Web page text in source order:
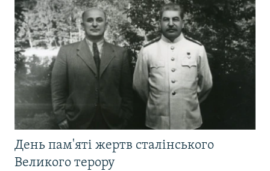
День пам'яті жертв сталінського
Великого терору